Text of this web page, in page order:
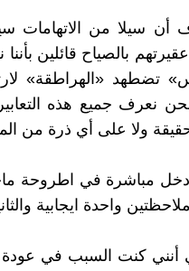
أن سيلا من الاتهامات
بالصياح قائلين
تضطهد «الهراطقة»
نعرف جميع هذه
ولا على أي ذرة من
مباشرة في اطروحة
واحدة ايجابية
أنني كنت السبب في عودة